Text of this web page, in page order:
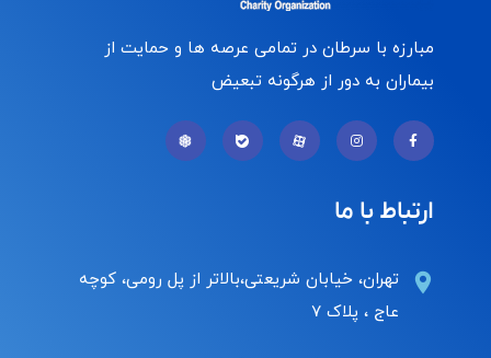
مبارزه با سرطان در تمامی عرصه ها و حمایت از
بیماران به دور از هرگونه تبعیض
ارتباط با ما
تهران، خیابان شریعتی،بالاتر از پل رومی، کوچه
عاج ، پلاک ۷